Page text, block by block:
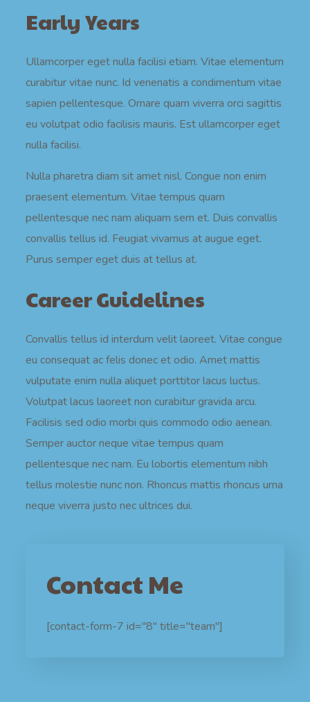
Early Years
Ullamcorper eget nulla facilisi etiam. Vitae elementum
curabitur vitae nunc. Id venenatis a condimentum vitae
sapien pellentesque. Ornare quam viverra orci sagittis
eu volutpat odio facilisis mauris. Est ullamcorper eget
nulla facilisi.
Nulla pharetra diam sit amet nisl. Congue non enim
praesent elementum. Vitae tempus quam
pellentesque nec nam aliquam sem et. Duis convallis
convallis tellus id. Feugiat vivamus at augue eget.
Purus semper eget duis at tellus at.
Career Guidelines
Convallis tellus id interdum velit laoreet. Vitae congue
eu consequat ac felis donec et odio. Amet mattis
vulputate enim nulla aliquet porttitor lacus luctus.
Volutpat lacus laoreet non curabitur gravida arcu.
Facilisis sed odio morbi quis commodo odio aenean.
Semper auctor neque vitae tempus quam
pellentesque nec nam. Eu lobortis elementum nibh
tellus molestie nunc non. Rhoncus mattis rhoncus urna
neque viverra justo nec ultrices dui.
Contact Me
[contact-form-7 id="8" title="team"]